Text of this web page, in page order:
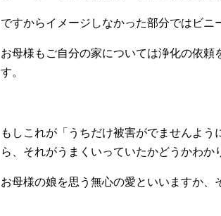
ですからイメージしなかった部分ではビ
お母様もご自分の家については浄化の依
す。
もしこれが「うちだけ被害がでませんよ
ら、それがうまくいっていたかどうかわか
お母様の娘を思う無心の愛といいますか